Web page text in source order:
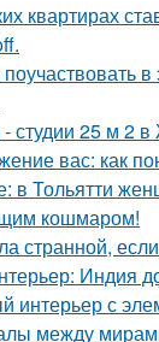
квартирах
студии 25 м 2
вас: как
в Тольятти
кошмаром!
странной,
Индия
интерьер с
между